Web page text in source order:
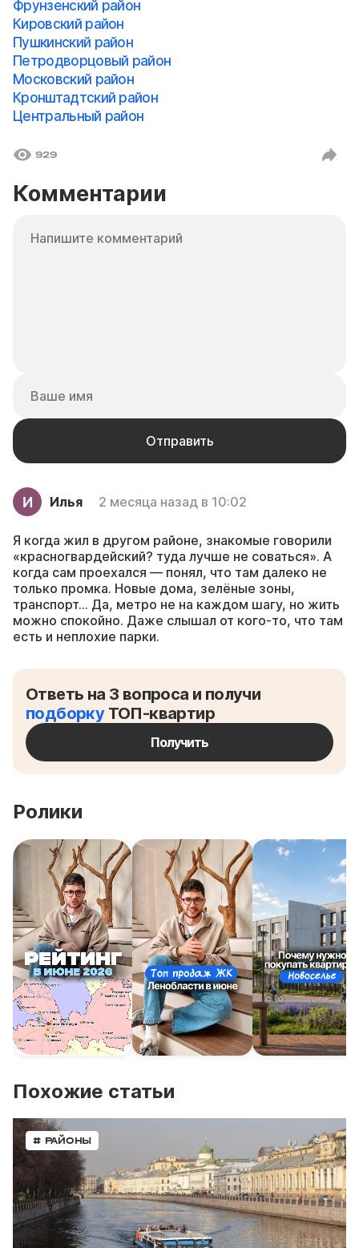
Фрунзенский район
Кировский район
Пушкинский район
Петродворцовый район
Московский район
Кронштадтский район
Центральный район
929
Комментарии
Илья 2 месяца назад в 10:02
Я когда жил в другом районе, знакомые говорили
«красногвардейский? туда лучше не соваться». А
когда сам проехался — понял, что там далеко не
только промка. Новые дома, зелёные зоны,
транспорт… Да, метро не на каждом шагу, но жить
можно спокойно. Даже слышал от кого‑то, что там
есть и неплохие парки.
Ответь на 3 вопроса и получи
подборкуТОП-квартир
Получить
Ролики
Похожие статьи
# РАЙОНЫ